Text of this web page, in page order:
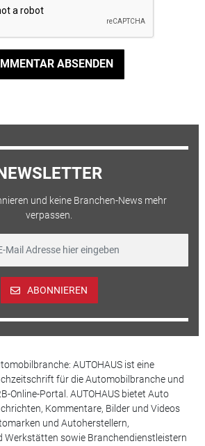
ABSENDEN
und keine Branchen-News mehr
verpassen.
ABONNIEREN
AUTOHAUS ist eine
für die Automobilbranche und
Online-Portal. AUTOHAUS bietet Auto
Kommentare, Bilder und Videos
und Autoherstellern,
Werkstätten sowie Branchendienstleistern